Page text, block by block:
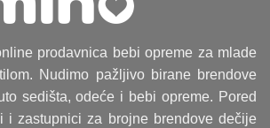
prodavnica bebi opreme za mlade
Nudimo pažljivo birane brendove
sedišta, odeće i bebi opreme. Pored
i zastupnici za brojne brendove dečije